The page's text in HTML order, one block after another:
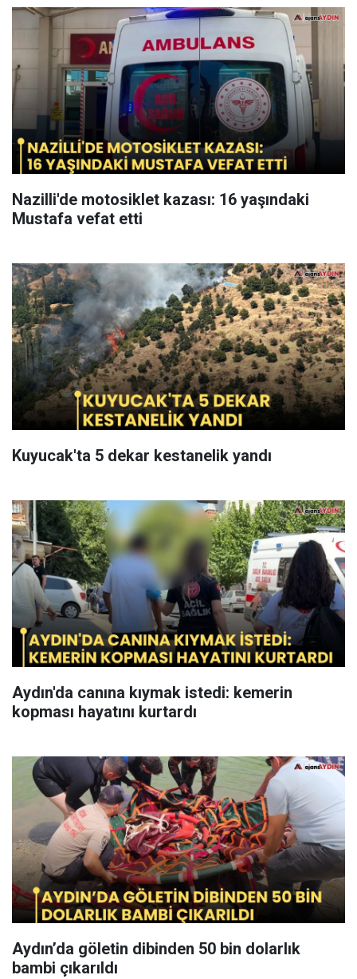
Nazilli'de motosiklet kazası: 16 yaşındaki
Mustafa vefat etti
Kuyucak'ta 5 dekar kestanelik yandı
Aydın'da canına kıymak istedi: kemerin
kopması hayatını kurtardı
Aydın’da göletin dibinden 50 bin dolarlık
bambi çıkarıldı